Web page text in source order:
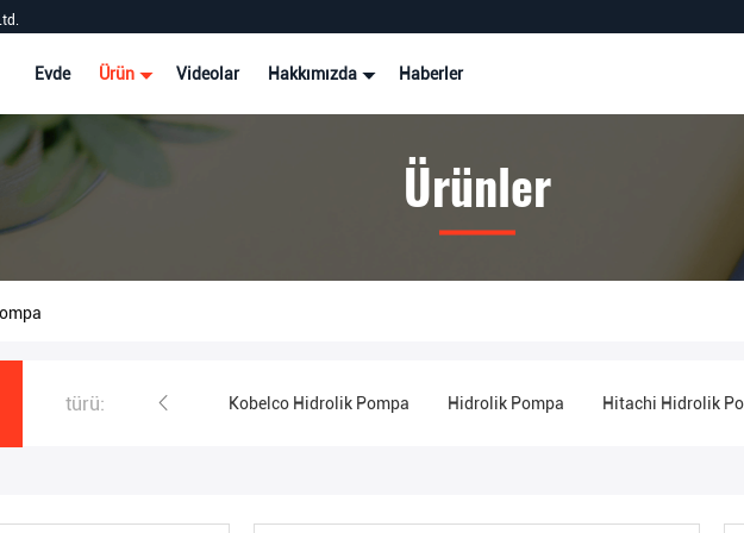
Evde Ürün Videolar Hakkımızda Haberler
Ürünler
türü:
Hidrolik Pompa Kobelco Hidrolik Pompa Hidrolik Pompa Hitachi Hidrolik